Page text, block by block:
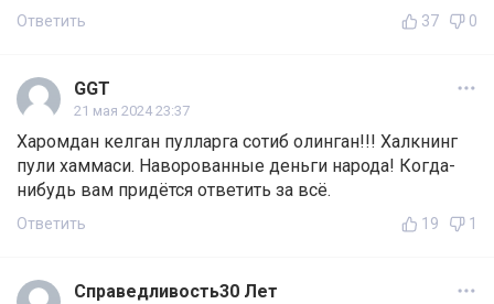
Ответить 37 0
GGT
21 мая 2024 23:37
Харомдан келган пулларга сотиб олинган!!! Халкнинг
пули хаммаси. Наворованные деньги народа! Когда-
нибудь вам придётся ответить за всё.
Ответить 19 1
Справедливость30 Лет